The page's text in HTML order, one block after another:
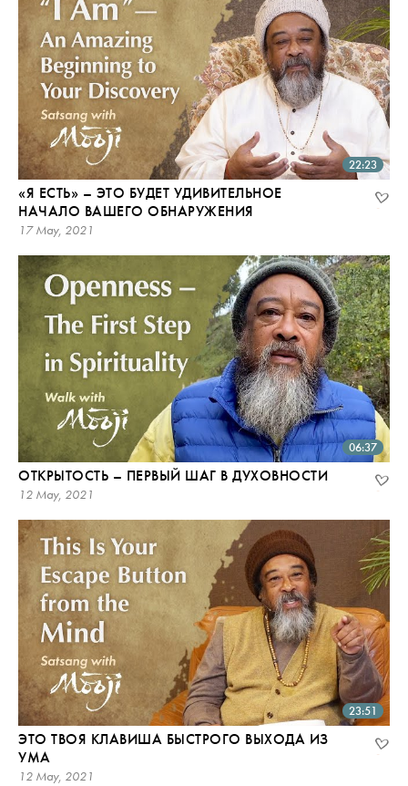
22:23
«Я ЕСТЬ» – ЭТО БУДЕТ УДИВИТЕЛЬНОЕ
НАЧАЛО ВАШЕГО ОБНАРУЖЕНИЯ
17 May, 2021
06:37
ОТКРЫТОСТЬ – ПЕРВЫЙ ШАГ В ДУХОВНОСТИ
12 May, 2021
23:51
ЭТО ТВОЯ КЛАВИША БЫСТРОГО ВЫХОДА ИЗ
УМА
12 May, 2021